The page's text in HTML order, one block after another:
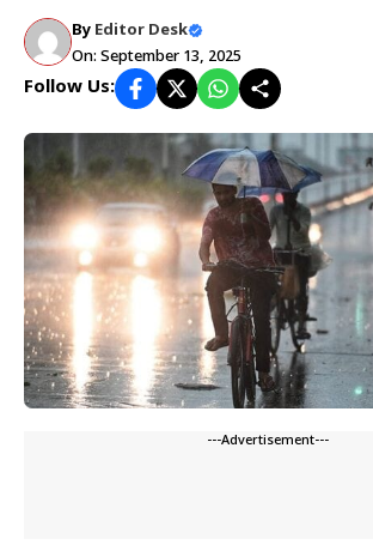
By Editor Desk
On: September 13, 2025
Follow Us:
---Advertisement---